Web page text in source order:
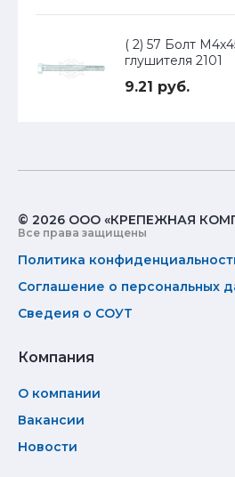
( 2) 57 Болт
глушителя 2101
9.21 руб.
© 2026 ООО «КРЕПЕЖНАЯ
Все права защищены
Политика
Соглашение о персональных
Сведеия о СОУТ
Компания
О компании
Вакансии
Новости